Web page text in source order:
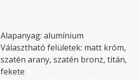
Alapanyag: alumínium
Választható felületek: matt króm,
szatén arany, szatén bronz, titán,
fekete